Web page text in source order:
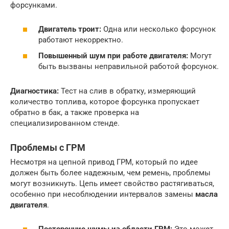
форсунками.
Двигатель троит: Одна или несколько форсунок
работают некорректно.
Повышенный шум при работе двигателя: Могут
быть вызваны неправильной работой форсунок.
Диагностика: Тест на слив в обратку, измеряющий
количество топлива, которое форсунка пропускает
обратно в бак, а также проверка на
специализированном стенде.
Проблемы с ГРМ
Несмотря на цепной привод ГРМ, который по идее
должен быть более надежным, чем ремень, проблемы
могут возникнуть. Цепь имеет свойство растягиваться,
особенно при несоблюдении интервалов замены масла
двигателя.